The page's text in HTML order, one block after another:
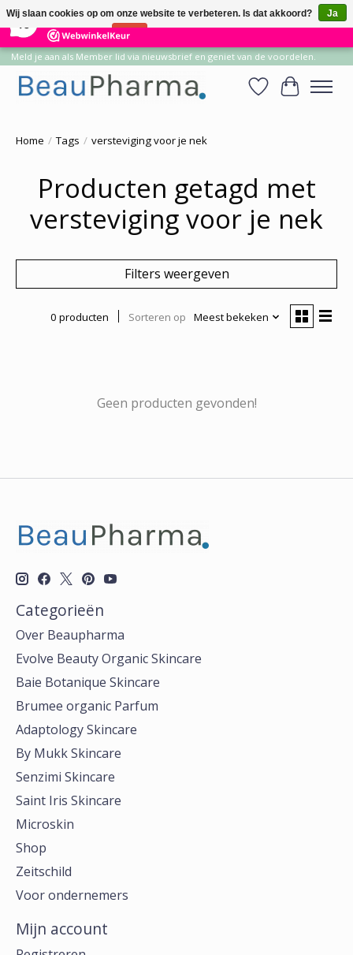
14 Reviews ×
Meld je aan als Member lid via nieuwsbrief en geniet van de voordelen.
Verlanglijst
Home / Tags / versteviging voor je nek
Producten getagd met
versteviging voor je nek
Filters weergeven
0 producten Sorteren op Meest bekeken
Geen producten gevonden!
Categorieën
Over Beaupharma
Evolve Beauty Organic Skincare
Baie Botanique Skincare
Brumee organic Parfum
Adaptology Skincare
By Mukk Skincare
Senzimi Skincare
Saint Iris Skincare
Microskin
Shop
Zeitschild
Voor ondernemers
Mijn account
Wij slaan cookies op om onze website te verbeteren. Is dat akkoord?
Ja
Nee